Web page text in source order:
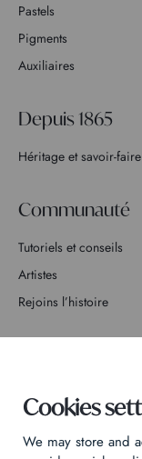
Pastels
Pigments
Auxiliaires
Depuis 1865
Héritage et savoir-faire
Communauté
Tutoriels et conseils
Artistes
Rejoins l’histoire
Cookies
We may store and